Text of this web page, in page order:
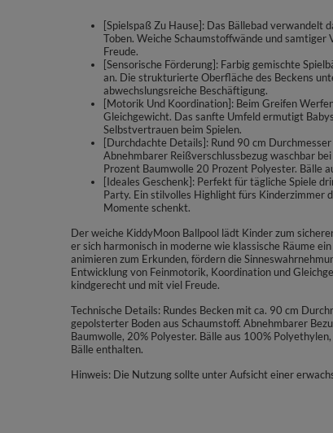
[Spielspaß Zu Hause]: Das Bällebad verwandelt
Toben. Weiche Schaumstoffwände und samtiger
Freude.
[Sensorische Förderung]: Farbig gemischte
an. Die strukturierte Oberfläche des Beckens
abwechslungsreiche Beschäftigung.
[Motorik Und Koordination]: Beim Greifen
Gleichgewicht. Das sanfte Umfeld ermutigt
Selbstvertrauen beim Spielen.
[Durchdachte Details]: Rund 90 cm
Abnehmbarer Reißverschlussbezug waschbar
Prozent Baumwolle 20 Prozent Polyester. Bälle
[Ideales Geschenk]: Perfekt für tägliche Spiele
Party. Ein stilvolles Highlight fürs Kinderzimmer
Momente schenkt.
Der weiche KiddyMoon Ballpool lädt Kinder zum
er sich harmonisch in moderne wie klassische Räume
animieren zum Erkunden, fördern die
Entwicklung von Feinmotorik, Koordination und
kindgerecht und mit viel Freude.
Technische Details: Rundes Becken mit ca. 90 cm
gepolsterter Boden aus Schaumstoff. Abnehmbarer
Baumwolle, 20% Polyester. Bälle aus 100%
Bälle enthalten.
Hinweis: Die Nutzung sollte unter Aufsicht einer